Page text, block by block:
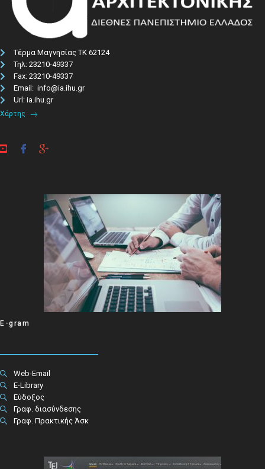
Τέρμα Μαγνησίας ΤΚ 62124
Τηλ: 23210-49337​
Fax: 23210-49337
Email: info@ia.ihu.gr
Url: ia.ihu.gr
Χάρτης
E-gram
Web-Email
E-Library
Εύδοξος
Γραφ. διασύνδεσης
Γραφ. Πρακτικής Άσκ